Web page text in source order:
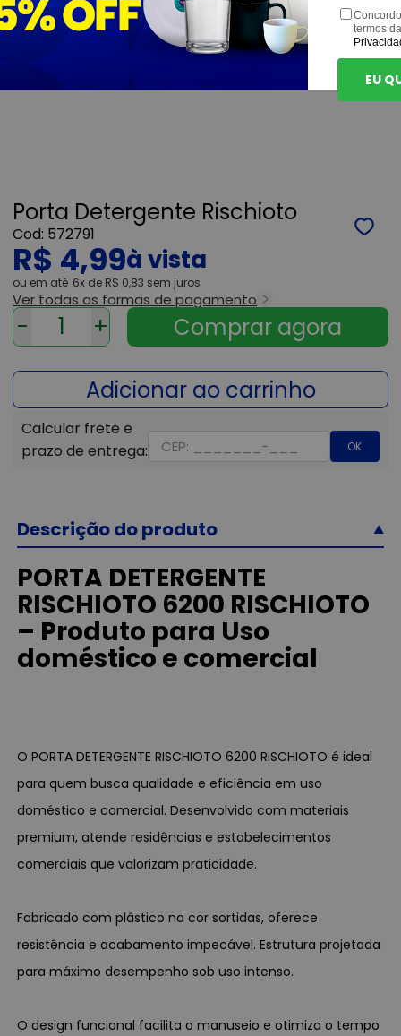
Porta Detergente Rischioto
572791
R$ 4,99
ou 6x de R$ 0,83 sem juros
Ver todas as formas de pagamento
- +
OK
Descrição do produto
PORTA DETERGENTE
RISCHIOTO 6200 RISCHIOTO
– Produto para Uso
doméstico e comercial
O PORTA DETERGENTE RISCHIOTO 6200 RISCHIOTO é ideal
para quem busca qualidade e eficiência em uso
doméstico e comercial. Desenvolvido com materiais
premium, atende residências e estabelecimentos
comerciais que valorizam praticidade.
Fabricado com plástico na cor sortidas, oferece
resistência e acabamento impecável. Estrutura projetada
para máximo desempenho sob uso intenso.
O design funcional facilita o manuseio e otimiza o tempo
termos
EU